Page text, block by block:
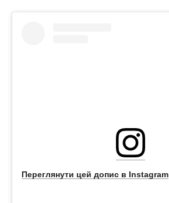
Переглянути цей допис в Instagram